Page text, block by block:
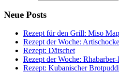
Neue Posts
Rezept für den Grill: Miso
Rezept der Woche:
Rezept: Dätschet
Rezept der Woche:
Rezept: Kubanischer